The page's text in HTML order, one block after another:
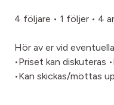
4 följare • 1 följer • 4
Hör av er vid
•Priset kan diskuteras
•Kan skickas/möttas